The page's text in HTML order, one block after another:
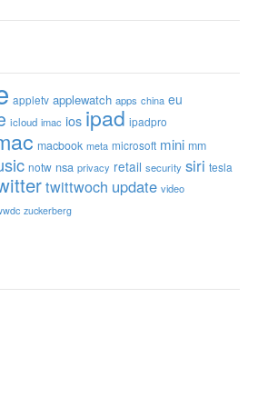
appletv applewatch apps china eu
icloud imac ios ipad ipadpro
macbook meta microsoft mini mm
notw nsa privacy retail security siri tesla
twittwoch update video
zuckerberg